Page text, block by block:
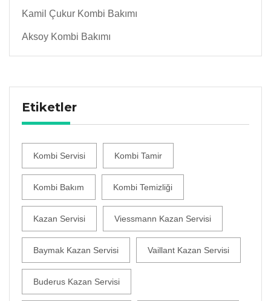
Kamil Çukur Kombi Bakımı
Aksoy Kombi Bakımı
Etiketler
Kombi Servisi Kombi Tamir
Kombi Bakım Kombi Temizliği
Kazan Servisi Viessmann Kazan Servisi
Baymak Kazan Servisi Vaillant Kazan Servisi
Buderus Kazan Servisi